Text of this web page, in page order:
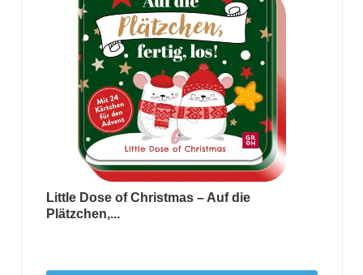
Little Dose of Christmas – Auf die
Plätzchen,...